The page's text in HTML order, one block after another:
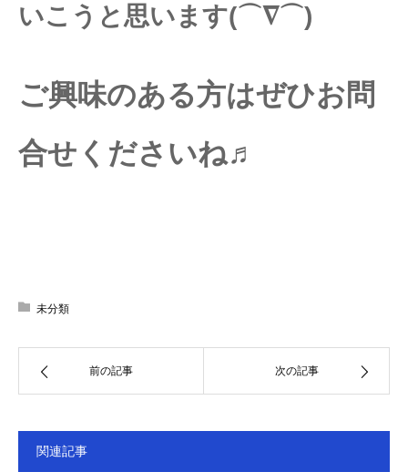
いこうと思います(⌒∇⌒)
ご興味のある方はぜひお問
合せくださいね♬
未分類
前の記事 次の記事
関連記事